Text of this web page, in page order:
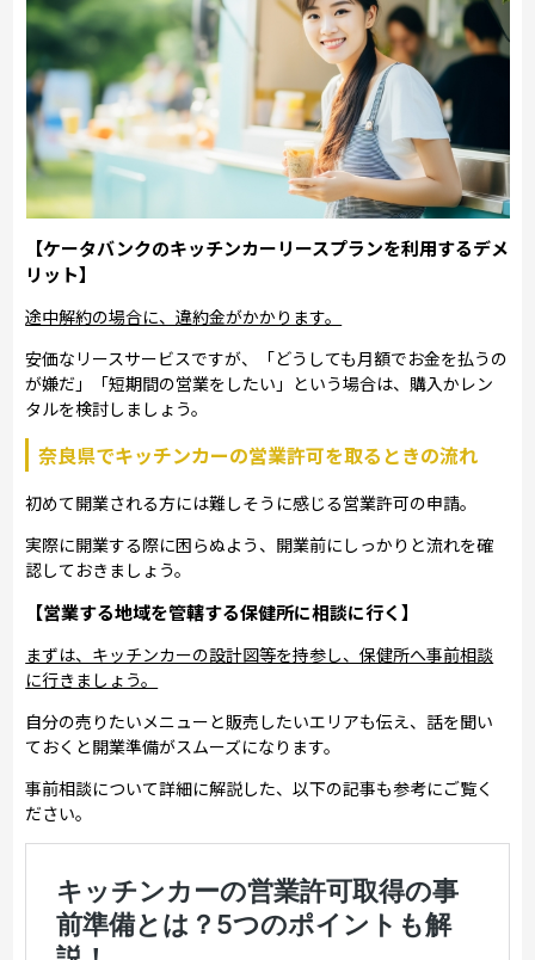
【ケータバンクのキッチンカーリースプランを利用するデメ
リット】
途中解約の場合に、違約金がかかります。
安価なリースサービスですが、「どうしても月額でお金を払うの
が嫌だ」「短期間の営業をしたい」という場合は、購入かレン
タルを検討しましょう。
奈良県でキッチンカーの営業許可を取るときの流れ
初めて開業される方には難しそうに感じる営業許可の申請。
実際に開業する際に困らぬよう、開業前にしっかりと流れを確
認しておきましょう。
【営業する地域を管轄する保健所に相談に行く】
まずは、キッチンカーの設計図等を持参し、保健所へ事前相談
に行きましょう。
自分の売りたいメニューと販売したいエリアも伝え、話を聞い
ておくと開業準備がスムーズになります。
事前相談について詳細に解説した、以下の記事も参考にご覧く
ださい。